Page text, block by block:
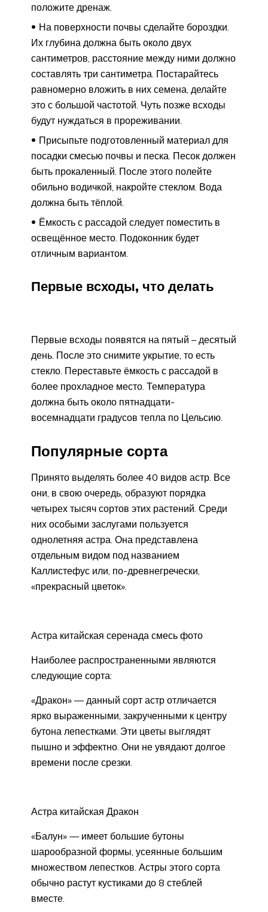
положите дренаж.
На поверхности почвы сделайте бороздки.
Их глубина должна быть около двух
сантиметров, расстояние между ними должно
составлять три сантиметра. Постарайтесь
равномерно вложить в них семена, делайте
это с большой частотой. Чуть позже всходы
будут нуждаться в прореживании.
Присыпьте подготовленный материал для
посадки смесью почвы и песка. Песок должен
быть прокаленный. После этого полейте
обильно водичкой, накройте стеклом. Вода
должна быть тёплой.
Ёмкость с рассадой следует поместить в
освещённое место. Подоконник будет
отличным вариантом.
Первые всходы, что делать
Первые всходы появятся на пятый – десятый
день. После это снимите укрытие, то есть
стекло. Переставьте ёмкость с рассадой в
более прохладное место. Температура
должна быть около пятнадцати-
восемнадцати градусов тепла по Цельсию.
Популярные сорта
Принято выделять более 40 видов астр. Все
они, в свою очередь, образуют порядка
четырех тысяч сортов этих растений. Среди
них особыми заслугами пользуется
однолетняя астра. Она представлена
отдельным видом под названием
Каллистефус или, по-древнегречески,
«прекрасный цветок».
Астра китайская серенада смесь фото
Наиболее распространенными являются
следующие сорта:
«Дракон» — данный сорт астр отличается
ярко выраженными, закрученными к центру
бутона лепестками. Эти цветы выглядят
пышно и эффектно. Они не увядают долгое
времени после срезки.
Астра китайская Дракон
«Балун» — имеет большие бутоны
шарообразной формы, усеянные большим
множеством лепестков. Астры этого сорта
обычно растут кустиками до 8 стеблей
вместе.